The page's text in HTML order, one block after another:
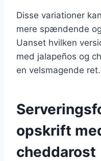
Disse variationer
mere spændende
Uanset hvilken
med jalapeños og
en velsmagende ret.
opskrift
cheddarost